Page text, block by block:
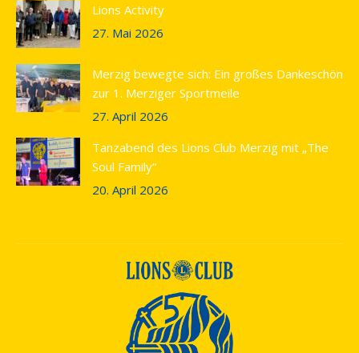
Lions Activity
27. Mai 2026
Merzig bewegte sich: Ein großes Dankeschön
zur 1. Merziger Sportmeile
27. April 2026
Tanzabend des Lions Club Merzig mit „The
Soul Family“
20. April 2026